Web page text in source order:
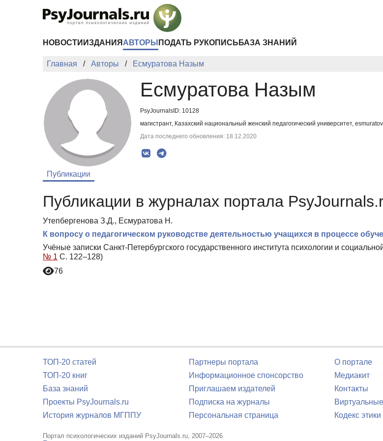
НОВОСТИ ИЗДАНИЯ АВТОРЫ ПОДАТЬ РУКОПИСЬ БАЗА ЗНАНИЙ
Главная Авторы Есмуратова Назым
Есмуратова Назым
PsyJournalsID: 10128
магистрант, Казахский национальный женский педагогический университет,
Дата последнего обновления: 18.12.2020
Публикации
Публикации в журналах портала
Утепбергенова З.Д., Есмуратова Н.
К вопросу о педагогическом руководстве деятельностью учащихся в процессе
Учёные записки Санкт-Петербургского государственного института психологии и
№ 1 С. 122–128)
76
ТОП-20 статей
ТОП-20 книг
База знаний
Проекты PsyJournals.ru
История журналов МГППУ
Партнеры портала
Информационное спонсорство
Приглашаем издателей
Подписка на журналы
Персональная страница
О портале
Медиакит
Контакты
Кодекс
Портал психологических изданий PsyJournals.ru, 2007–2026